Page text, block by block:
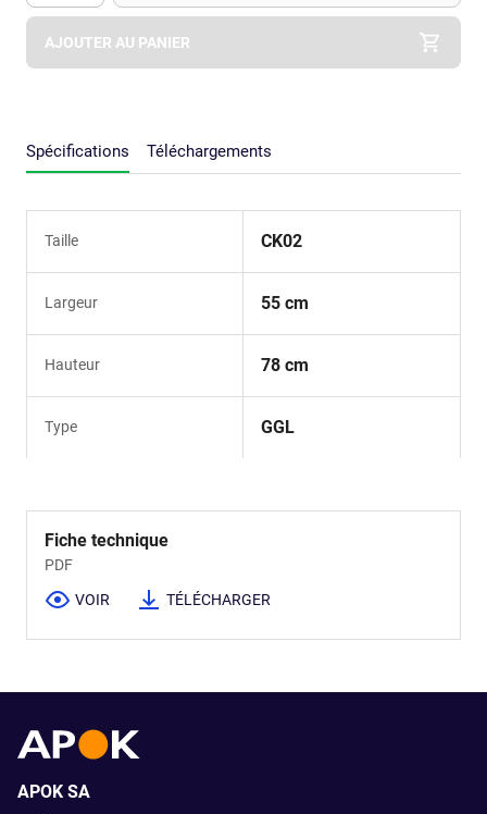
Apok.Product.Detail.AddToCart.Quantity (Optionnel)
AJOUTER AU PANIER
Spécifications Téléchargements
Taille CK02
Largeur 55 cm
Hauteur 78 cm
Type GGL
Fiche technique
PDF
VOIR TÉLÉCHARGER
APOK SA